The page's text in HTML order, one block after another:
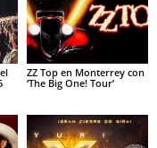
ZZ Top en Monterrey con
‘The Big One! Tour’